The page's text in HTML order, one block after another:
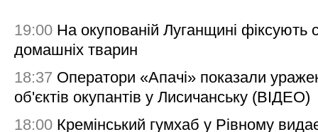
19:00 На окупованій Луганщині фіксують
домашніх тварин
18:37 Оператори «Апачі» показали
об'єктів окупантів у Лисичанську (ВІДЕО)
18:00 Кремінський гумхаб у Рівному